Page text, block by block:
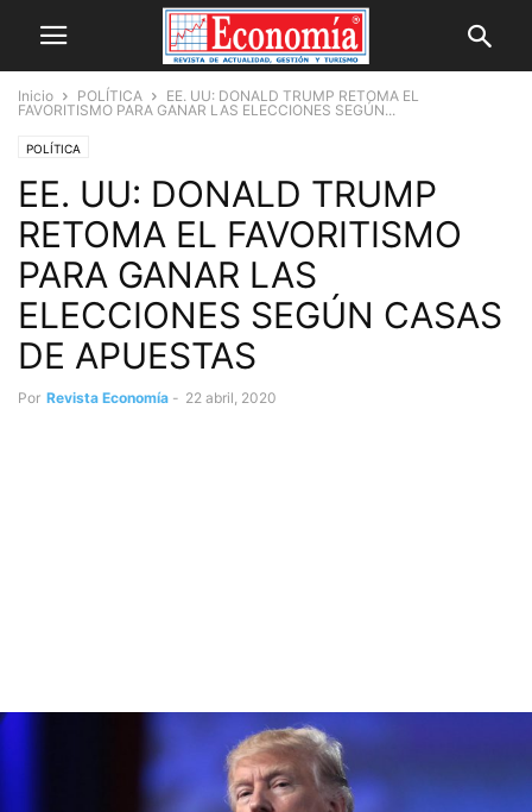
Inicio POLÍTICA
EE. UU: DONALD TRUMP RETOMA EL
FAVORITISMO PARA GANAR LAS ELECCIONES SEGÚN...
POLÍTICA
EE. UU: DONALD TRUMP
RETOMA EL FAVORITISMO
PARA GANAR LAS
ELECCIONES SEGÚN CASAS
DE APUESTAS
Por Revista Economía - 22 abril, 2020